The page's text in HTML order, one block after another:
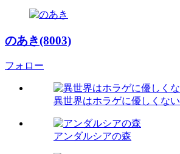
のあき(8003)
フォロー
異世界はホラゲに優しくない
アンダルシアの森